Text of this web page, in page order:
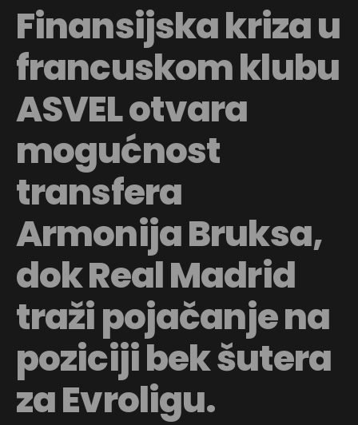
Finansijska kriza u
francuskom klubu
ASVEL otvara
mogućnost
transfera
Armonija Bruksa,
dok Real Madrid
traži pojačanje na
poziciji bek šutera
za Evroligu.